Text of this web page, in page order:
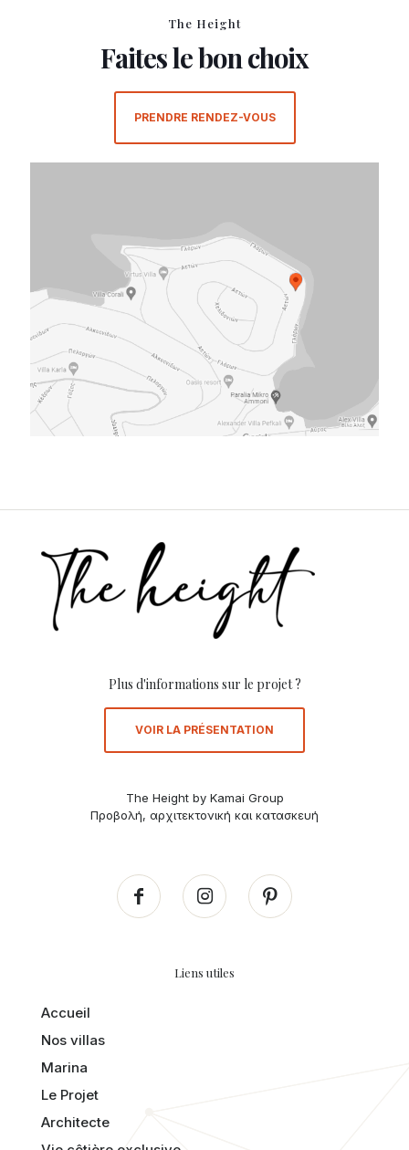
The Height
Faites le bon choix
PRENDRE RENDEZ-VOUS
Plus d'informations sur le projet ?
VOIR LA PRÉSENTATION
The Height by Kamai Group
Προβολή, αρχιτεκτονική και κατασκευή
Liens utiles
Accueil
Nos villas
Marina
Le Projet
Architecte